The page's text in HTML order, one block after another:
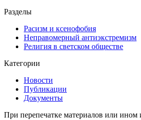
Разделы
Расизм и ксенофобия
Неправомерный антиэкстремизм
Религия в светском обществе
Категории
Новости
Публикации
Документы
При перепечатке материалов или ином